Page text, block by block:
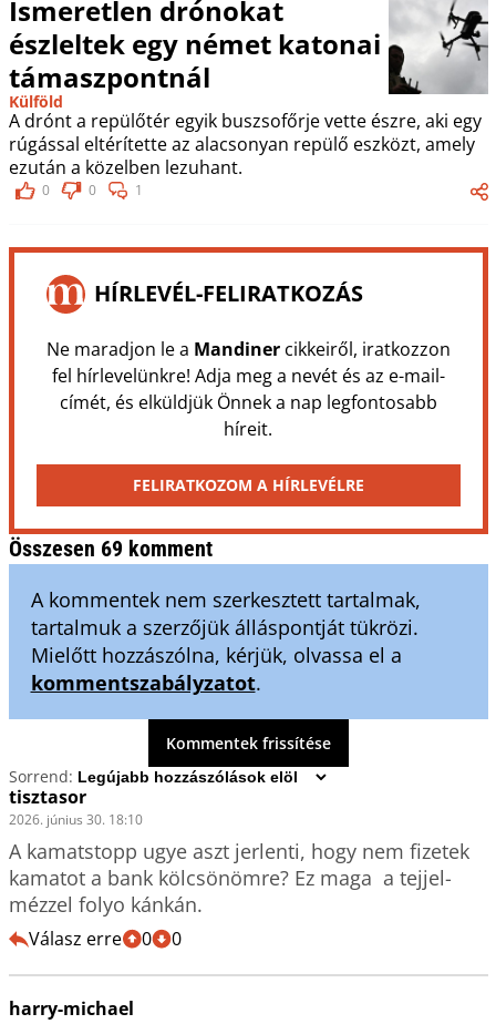
Ismeretlen drónokat
észleltek egy német katonai
támaszpontnál
Külföld
A drónt a repülőtér egyik buszsofőrje vette észre, aki egy
rúgással eltérítette az alacsonyan repülő eszközt, amely
ezután a közelben lezuhant.
0 0 1
HÍRLEVÉL-FELIRATKOZÁS
Ne maradjon le a Mandinercikkeiről, iratkozzon
fel hírlevelünkre! Adja meg a nevét és az e-mail-
címét, és elküldjük Önnek a nap legfontosabb
híreit.
FELIRATKOZOM A HÍRLEVÉLRE
Összesen 69 komment
A kommentek nem szerkesztett tartalmak,
tartalmuk a szerzőjük álláspontját tükrözi.
Mielőtt hozzászólna, kérjük, olvassa el a
kommentszabályzatot.
Kommentek frissítése
Sorrend:
tisztasor
2026. június 30. 18:10
A kamatstopp ugye aszt jerlenti, hogy nem fizetek
kamatot a bank kölcsönömre? Ez maga  a tejjel-
mézzel folyo kánkán.
Válasz erre 0 0
harry-michael